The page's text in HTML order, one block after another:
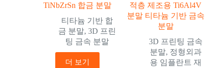
TiNbZrSn 합금 분말
티타늄 기반 합
금 분말,3D 프린
팅 금속 분말
더 보기
적층 제조용 Ti6Al4V
분말 티타늄 기반 금속
분말
3D 프린팅 금속
분말, 정형외과
용 임플란트 재